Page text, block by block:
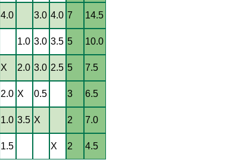
4.0 3.0 4.0 7 14.5
1.0 3.0 3.5 5 10.0
X 2.0 3.0 2.5 5 7.5
2.0 X 0.5 3 6.5
1.0 3.5 X 2 7.0
1.5 X 2 4.5